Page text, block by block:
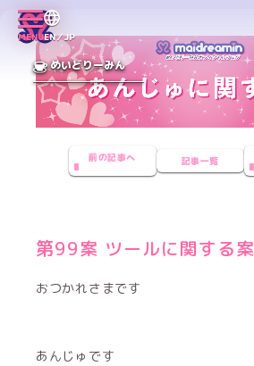
MENUEN／JP
めいどりーみん
前の記事へ 記事一覧
第99案 ツールに関する案
おつかれさまです
あんじゅです